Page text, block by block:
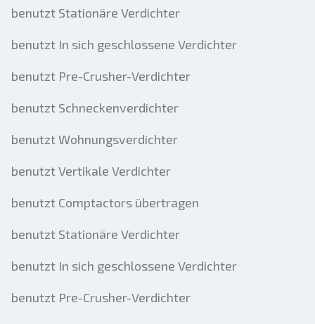
benutzt Stationäre Verdichter
benutzt In sich geschlossene Verdichter
benutzt Pre-Crusher-Verdichter
benutzt Schneckenverdichter
benutzt Wohnungsverdichter
benutzt Vertikale Verdichter
benutzt Comptactors übertragen
benutzt Stationäre Verdichter
benutzt In sich geschlossene Verdichter
benutzt Pre-Crusher-Verdichter